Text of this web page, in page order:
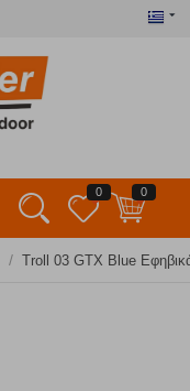
0 0
/ Troll 03 GTX Blue